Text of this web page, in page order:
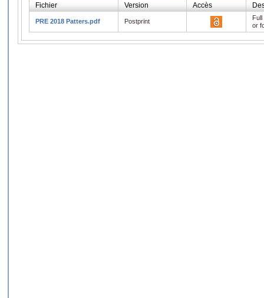
Fichier Version Accès
PRE 2018 Patters.pdf Postprint
or